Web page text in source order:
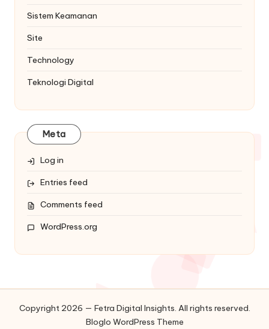
Sistem Keamanan
Site
Technology
Teknologi Digital
Meta
Log in
Entries feed
Comments feed
WordPress.org
Copyright 2026 — Fetra Digital Insights. All rights reserved.
Bloglo WordPress Theme